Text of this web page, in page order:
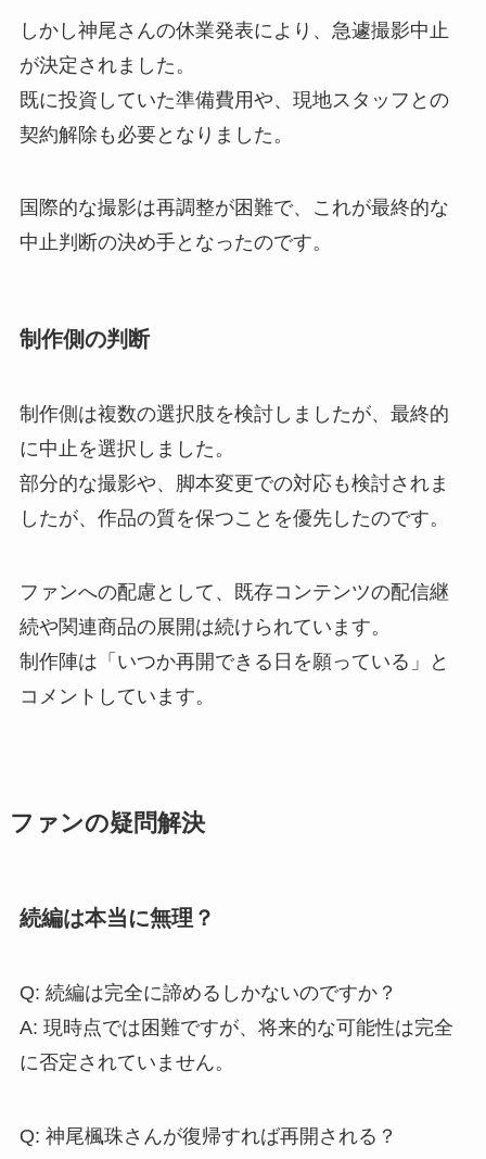
しかし神尾さんの休業発表により、急遽撮影中止
が決定されました。
既に投資していた準備費用や、現地スタッフとの
契約解除も必要となりました。
国際的な撮影は再調整が困難で、これが最終的な
中止判断の決め手となったのです。
制作側の判断
制作側は複数の選択肢を検討しましたが、最終的
に中止を選択しました。
部分的な撮影や、脚本変更での対応も検討されま
したが、作品の質を保つことを優先したのです。
ファンへの配慮として、既存コンテンツの配信継
続や関連商品の展開は続けられています。
制作陣は「いつか再開できる日を願っている」と
コメントしています。
ファンの疑問解決
続編は本当に無理？
Q: 続編は完全に諦めるしかないのですか？
A: 現時点では困難ですが、将来的な可能性は完全
に否定されていません。
Q: 神尾楓珠さんが復帰すれば再開される？